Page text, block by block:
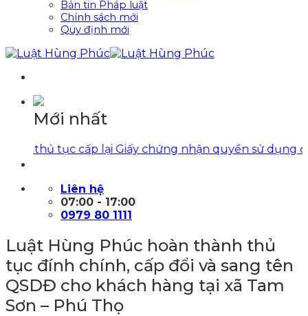
Bản tin Pháp luật
Chính sách mới
Quy định mới
Mới nhất
tục cấp lại Giấy chứng nhận quyền sử dụng đất|
Liên hệ
07:00 - 17:00
0979 80 1111
Luật Hùng Phúc hoàn thành thủ
tục đính chính, cấp đổi và sang tên
QSDĐ cho khách hàng tại xã Tam
Sơn – Phú Thọ